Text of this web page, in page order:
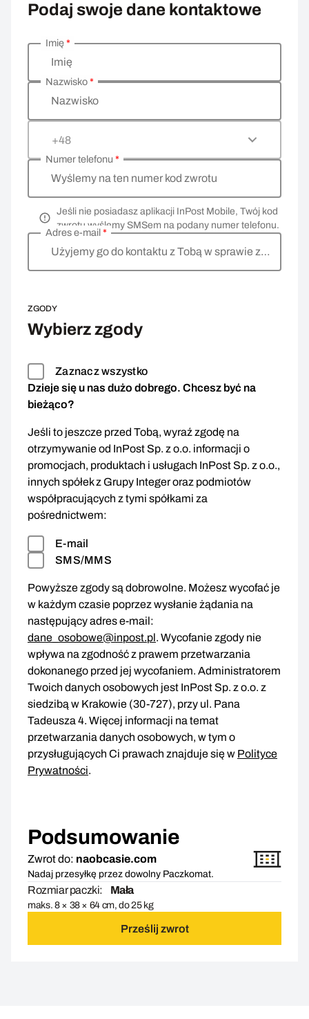
Podaj swoje dane kontaktowe
Wprowadź swoje dane osobowe
Imię
Imię*
Nazwisko
Nazwisko*
+48
Wyślemy na ten numer kod zwrotu
Numer telefonu *
Jeśli nie posiadasz aplikacji InPost Mobile, Twój kod
zwrotu wyślemy SMSem na podany numer telefonu.
Użyjemy go do kontaktu z Tobą w sprawie zwrotu
Adres e-mail *
ZGODY
Wybierz zgody
Zaznacz wszystko
Dzieje się u nas dużo dobrego. Chcesz być na
bieżąco?
Jeśli to jeszcze przed Tobą, wyraź zgodę na
otrzymywanie od InPost Sp. z o.o. informacji o
promocjach, produktach i usługach InPost Sp. z o.o.,
innych spółek z Grupy Integer oraz podmiotów
współpracujących z tymi spółkami za
pośrednictwem:
E-mail
SMS/MMS
Powyższe zgody są dobrowolne. Możesz wycofać je
w każdym czasie poprzez wysłanie żądania na
następujący adres e-mail:
dane_osobowe@inpost.pl. Wycofanie zgody nie
wpływa na zgodność z prawem przetwarzania
dokonanego przed jej wycofaniem. Administratorem
Twoich danych osobowych jest InPost Sp. z o.o. z
siedzibą w Krakowie (30-727), przy ul. Pana
Tadeusza 4. Więcej informacji na temat
przetwarzania danych osobowych, w tym o
przysługujących Ci prawach znajduje się w Polityce
Prywatności.
Podsumowanie
Zwrot do: naobcasie.com
Nadaj przesyłkę przez dowolny Paczkomat.
Rozmiar paczki: Mała
maks. 8 × 38 × 64 cm, do 25 kg
Prześlij zwrot